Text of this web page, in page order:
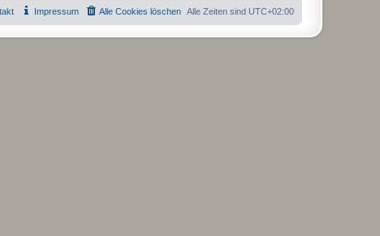
Alle Zeiten sind UTC+02:00
Alle Cookies löschen
Impressum